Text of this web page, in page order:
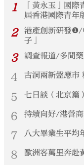
1
「黃永玉」國
屆香港國際青年
2
港產創新研發❶/
子」
3 調查報道/多間
4 古洞兩新盤應市
5 七日談（北京篇
6 持續向好/港營
7 八大畢業生平均
8 歐洲客萬里奔赴